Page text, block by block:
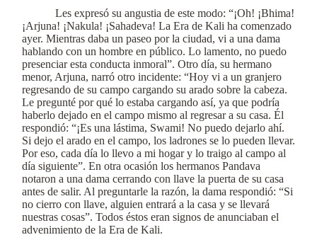
Les expresó su angustia de este modo: “¡Oh! ¡Bhima!
¡Arjuna! ¡Nakula! ¡Sahadeva! La Era de Kali ha comenzado
ayer. Mientras daba un paseo por la ciudad, vi a una dama
hablando con un hombre en público. Lo lamento, no puedo
presenciar esta conducta inmoral”. Otro día, su hermano
menor, Arjuna, narró otro incidente: “Hoy vi a un granjero
regresando de su campo cargando su arado sobre la cabeza.
Le pregunté por qué lo estaba cargando así, ya que podría
haberlo dejado en el campo mismo al regresar a su casa. Él
respondió: “¡Es una lástima, Swami! No puedo dejarlo ahí.
Si dejo el arado en el campo, los ladrones se lo pueden llevar.
Por eso, cada día lo llevo a mi hogar y lo traigo al campo al
día siguiente”. En otra ocasión los hermanos Pandava
notaron a una dama cerrando con llave la puerta de su casa
antes de salir. Al preguntarle la razón, la dama respondió: “Si
no cierro con llave, alguien entrará a la casa y se llevará
nuestras cosas”. Todos éstos eran signos de anunciaban el
advenimiento de la Era de Kali.